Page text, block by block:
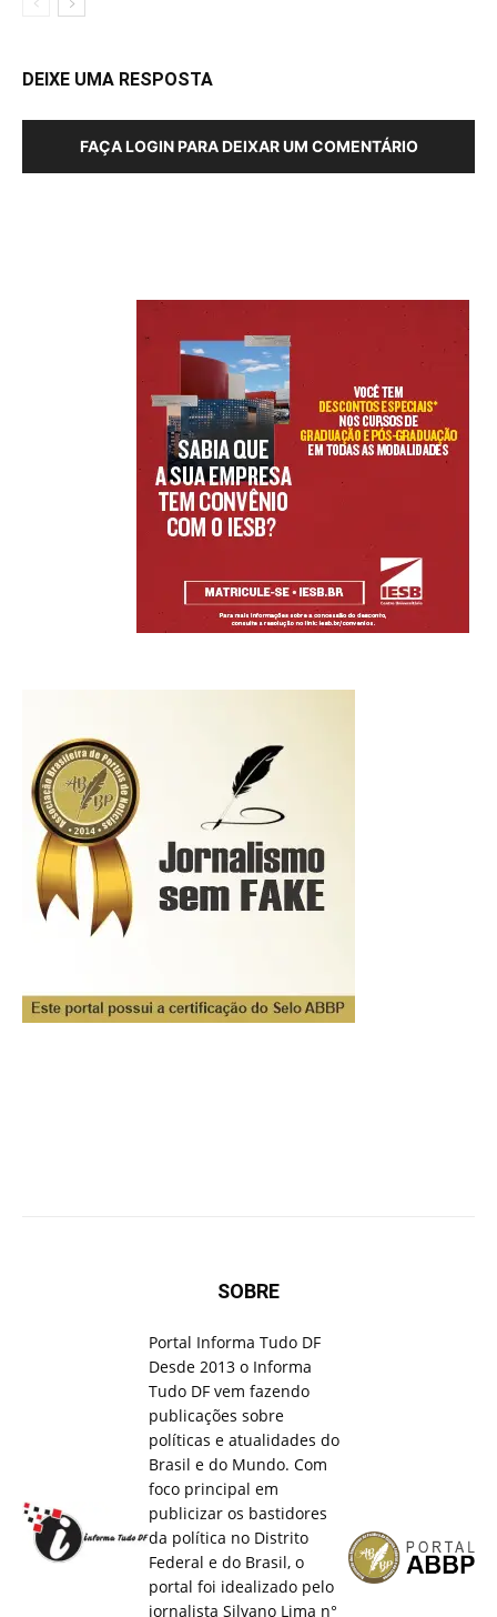
DEIXE UMA RESPOSTA
FAÇA LOGIN PARA DEIXAR UM COMENTÁRIO
SOBRE
Portal Informa Tudo DF
Desde 2013 o Informa
Tudo DF vem fazendo
publicações sobre
políticas e atualidades do
Brasil e do Mundo. Com
foco principal em
publicizar os bastidores
da política no Distrito
Federal e do Brasil, o
portal foi idealizado pelo
jornalista Silvano Lima n°